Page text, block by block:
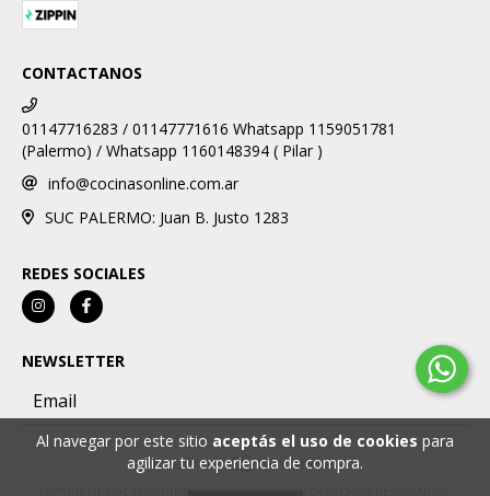
Al navegar por este sitio aceptás el uso de cookies para
agilizar tu experiencia de compra.
CONTACTANOS
01147716283 / 01147771616 Whatsapp 1159051781
(Palermo) / Whatsapp 1160148394 ( Pilar )
info@cocinasonline.com.ar
SUC PALERMO: Juan B. Justo 1283
REDES SOCIALES
NEWSLETTER